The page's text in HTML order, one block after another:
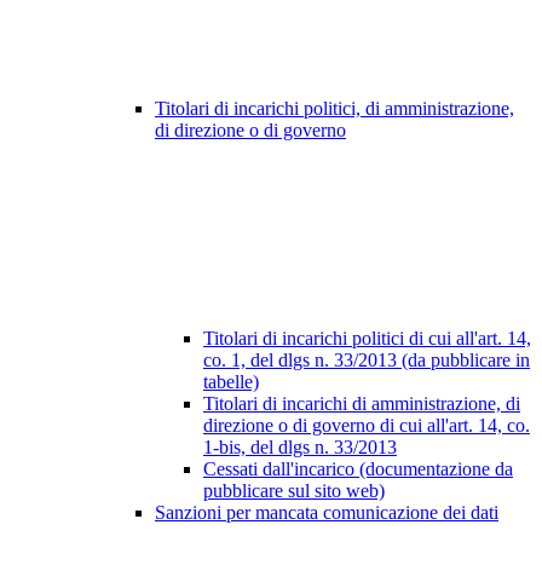
Titolari di incarichi politici, di amministrazione,
di direzione o di governo
Titolari di incarichi politici di cui all'art. 14,
co. 1, del dlgs n. 33/2013 (da pubblicare in
tabelle)
Titolari di incarichi di amministrazione, di
direzione o di governo di cui all'art. 14, co.
1-bis, del dlgs n. 33/2013
Cessati dall'incarico (documentazione da
pubblicare sul sito web)
Sanzioni per mancata comunicazione dei dati